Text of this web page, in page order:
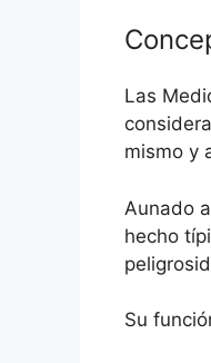
Las
mismo y
Aunado
hecho
Su